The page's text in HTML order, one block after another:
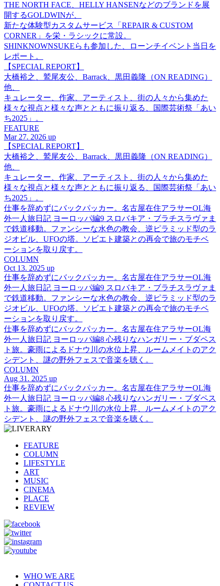
THE NORTH FACE、HELLY HANSENなどのブランドを展
開するGOLDWINが、
新たな体験型カスタムサービス「REPAIR & CUSTOM
CORNER」を栄・ラシックに常設。
SHINKNOWNSUKEらも参加した、ローンチイベント当日を
レポート。
【SPECIAL REPORT】
大橋裕之、鷲尾友公、Barrack、黒田義隆（ON READING）
他、
キュレーター、作家、アーティスト、街の人々から集めた
様々な視点と様々な声とともに振り返る、国際芸術祭「あい
ち2025」。
FEATURE
Mar 27. 2026 up
【SPECIAL REPORT】
大橋裕之、鷲尾友公、Barrack、黒田義隆（ON READING）
他、
キュレーター、作家、アーティスト、街の人々から集めた
様々な視点と様々な声とともに振り返る、国際芸術祭「あい
ち2025」。
仕事を辞めずにバックパッカー。名古屋在住アラサーOL海
外一人旅日記 ヨーロッパ編9 スロバキア・ブラチスラヴァま
で鉄道移動。ファンシーな水色の教会、逆ピラミッド型のラ
ジオビル、UFOの塔。ソビエト建築との再会で旅のモチベ
ーションを取り戻す。
COLUMN
Oct 13. 2025 up
仕事を辞めずにバックパッカー。名古屋在住アラサーOL海
外一人旅日記 ヨーロッパ編9 スロバキア・ブラチスラヴァま
で鉄道移動。ファンシーな水色の教会、逆ピラミッド型のラ
ジオビル、UFOの塔。ソビエト建築との再会で旅のモチベ
ーションを取り戻す。
仕事を辞めずにバックパッカー。名古屋在住アラサーOL海
外一人旅日記 ヨーロッパ編8 心残りなハンガリー・ブダペス
ト旅。豪雨によるドナウ川の水位上昇、ルームメイトのアク
シデント、謎の野外フェスで音楽を聴く。
COLUMN
Aug 31. 2025 up
仕事を辞めずにバックパッカー。名古屋在住アラサーOL海
外一人旅日記 ヨーロッパ編8 心残りなハンガリー・ブダペス
ト旅。豪雨によるドナウ川の水位上昇、ルームメイトのアク
シデント、謎の野外フェスで音楽を聴く。
FEATURE
COLUMN
LIFESTYLE
ART
MUSIC
CINEMA
PLACE
REVIEW
WHO WE ARE